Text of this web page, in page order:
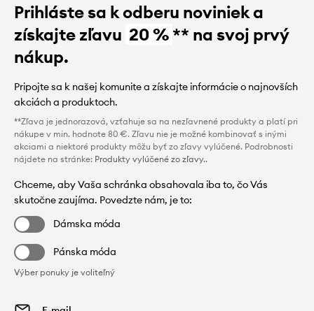
Prihláste sa k odberu noviniek a
získajte zľavu 20 %** na svoj prvý
nákup.
Pripojte sa k našej komunite a získajte informácie o najnovších
akciách a produktoch.
**Zľava je jednorazová, vzťahuje sa na nezľavnené produkty a platí pri
nákupe v min. hodnote 80 €. Zľavu nie je možné kombinovať s inými
akciami a niektoré produkty môžu byť zo zľavy vylúčené. Podrobnosti
nájdete na stránke: Produkty vylúčené zo zľavy..
Chceme, aby Vaša schránka obsahovala iba to, čo Vás
skutočne zaujíma. Povedzte nám, je to:
Dámska móda
Pánska móda
Výber ponuky je voliteľný